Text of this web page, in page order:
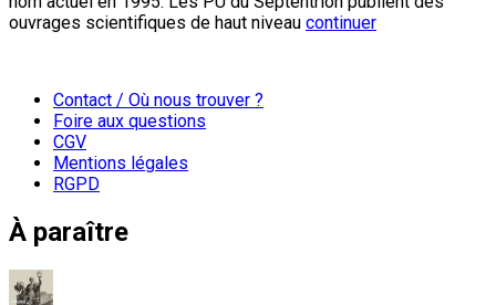
ouvrages scientifiques de haut niveau continuer
Contact / Où nous trouver ?
Foire aux questions
CGV
Mentions légales
RGPD
À paraître